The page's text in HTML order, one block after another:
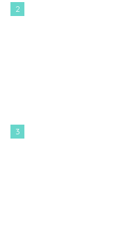
2
3